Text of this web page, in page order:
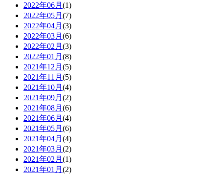
2022年06月 (1)
2022年05月 (7)
2022年04月 (3)
2022年03月 (6)
2022年02月 (3)
2022年01月 (8)
2021年12月 (5)
2021年11月 (5)
2021年10月 (4)
2021年09月 (2)
2021年08月 (6)
2021年06月 (4)
2021年05月 (6)
2021年04月 (4)
2021年03月 (2)
2021年02月 (1)
2021年01月 (2)